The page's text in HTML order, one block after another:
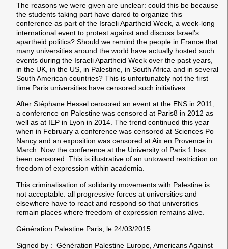
The reasons we were given are unclear: could this be because
the students taking part have dared to organize this
conference as part of the Israeli Apartheid Week, a week-long
international event to protest against and discuss Israel’s
apartheid politics? Should we remind the people in France that
many universities around the world have actually hosted such
events during the Israeli Apartheid Week over the past years,
in the UK, in the US, in Palestine, in South Africa and in several
South American countries? This is unfortunately not the first
time Paris universities have censored such initiatives.
After Stéphane Hessel censored an event at the ENS in 2011,
a conference on Palestine was censored at Paris8 in 2012 as
well as at IEP in Lyon in 2014. The trend continued this year
when in February a conference was censored at Sciences Po
Nancy and an exposition was censored at Aix en Provence in
March. Now the conference at the University of Paris 1 has
been censored. This is illustrative of an untoward restriction on
freedom of expression within academia.
This criminalisation of solidarity movements with Palestine is
not acceptable: all progressive forces at universities and
elsewhere have to react and respond so that universities
remain places where freedom of expression remains alive.
Génération Palestine Paris, le 24/03/2015.
Signed by : Génération Palestine Europe, Americans Against